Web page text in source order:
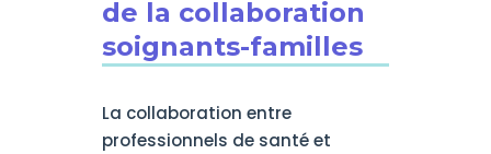
de la collaboration
soignants-familles
La collaboration entre
professionnels de santé et